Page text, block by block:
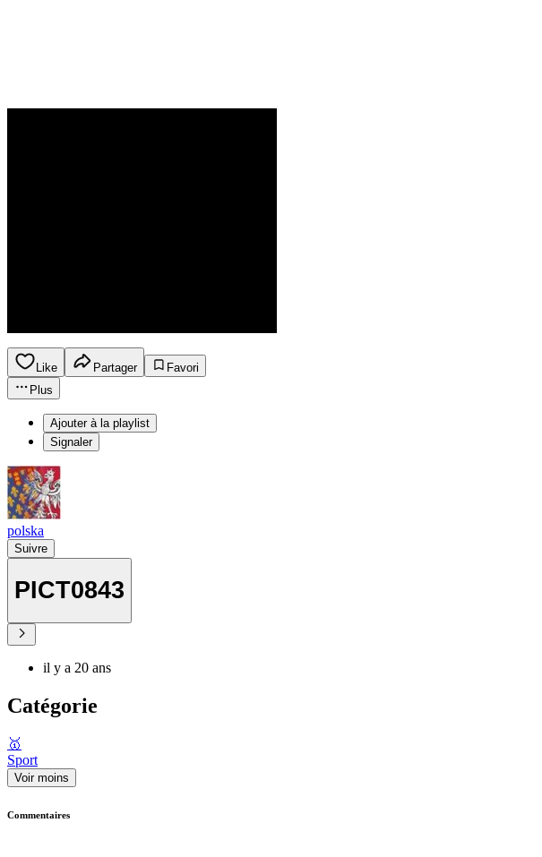
Like Partager
Favori
Plus
Ajouter à la playlist
Signaler
polska
Suivre
PICT0843
il y a 20 ans
Catégorie
🥇
Sport
Voir moins
Commentaires